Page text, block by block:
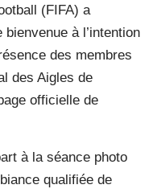
(FIFA) a
à l’intention
des membres
des Aigles de
officielle de
à la séance photo
qualifiée de